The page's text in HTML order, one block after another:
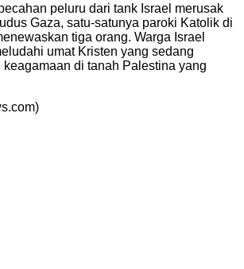
peluru dari tank Israel merusak
Gaza, satu-satunya paroki Katolik di
tiga orang. Warga Israel
umat Kristen yang sedang
di tanah Palestina yang